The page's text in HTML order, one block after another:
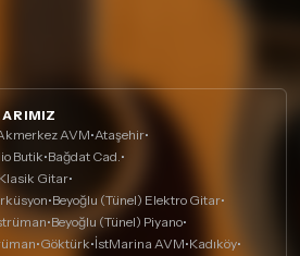
AVM•Ataşehir•
Butik•Bağdat Cad. •
Gitar•
•Beyoğlu (Tünel) Elektro Gitar•
•Beyoğlu (Tünel) Piyano•
•Göktürk•İstMarina AVM•Kadıköy•